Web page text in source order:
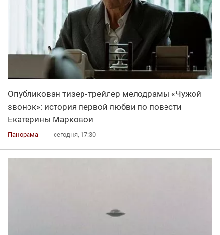
Опубликован тизер‑трейлер мелодрамы «Чужой
звонок»: история первой любви по повести
Екатерины Марковой
Панорама сегодня, 17:30